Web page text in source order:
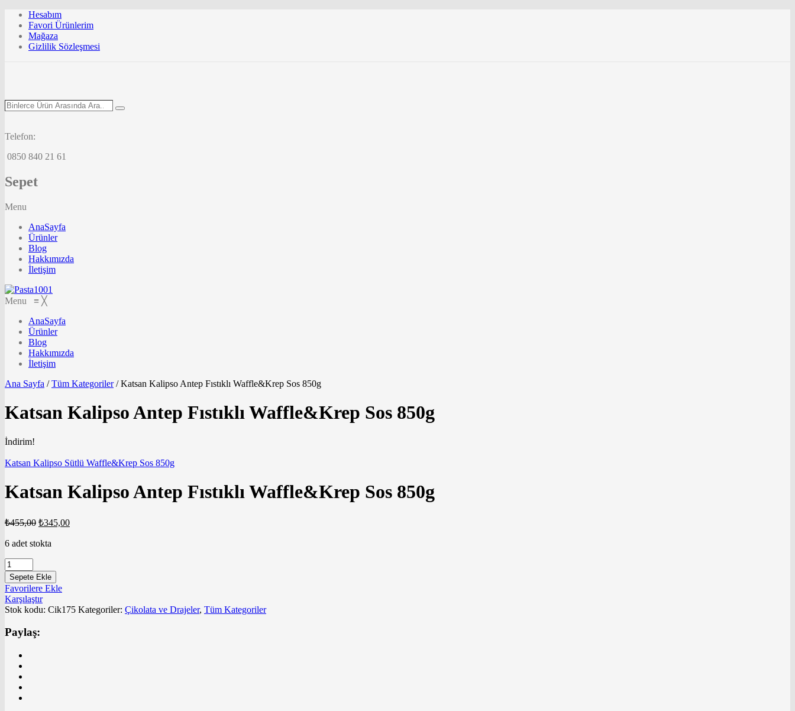
Hesabım
Favori Ürünlerim
Mağaza
Gizlilik Sözleşmesi
Binlerce
Ara...
Search
Telefon:
0850 840 21 61
Sepet
Menu
AnaSayfa
Ürünler
Blog
Hakkımızda
İletişim
Menu ≡ ╳
AnaSayfa
Ürünler
Blog
Hakkımızda
İletişim
Ana Sayfa / Tüm Kategoriler /Katsan Kalipso Antep Fıstıklı Waffle&Krep Sos 850g
Katsan Kalipso Antep Fıstıklı Waffle&Krep Sos 850g
İndirim!
Katsan Kalipso Sütlü Waffle&Krep Sos 850g
Katsan Kalipso Antep Fıstıklı Waffle&Krep Sos 850g
₺455,00 ₺345,00
6 adet stokta
Katsan
Kalipso
Antep
Fıstıklı
Waffle&Krep
Sos
850g
adet
Sepete Ekle
Favorilere Ekle
Karşılaştır
Stok kodu: Cik175 Kategoriler: Çikolata ve Drajeler, Tüm Kategoriler
Paylaş: